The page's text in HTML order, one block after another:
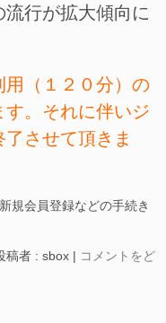
行が拡大傾向に
（１２０分）の
。それに伴いジ
させて頂きま
規会員登録などの手続き
稿者 : sbox | コメントをど